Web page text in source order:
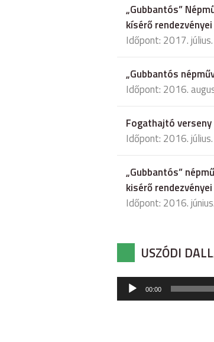
„Gubbantós”
kísérő
Időpont: 2017.
„Gubbantós
Időpont: 2016.
Fogathajtó verseny
Időpont: 2016.
„Gubbantós”
kisérő
Időpont: 2016.
USZÓDI
Audió
lejátszó
00:00